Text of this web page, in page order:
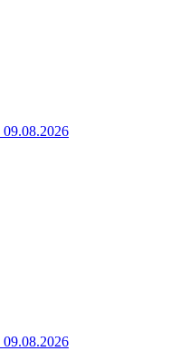
09.08.2026
09.08.2026